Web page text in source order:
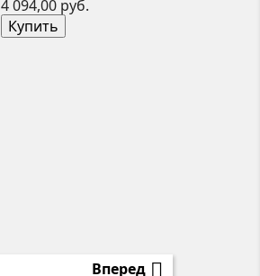
4 094,00 руб.Цена
Купить
Вперед 